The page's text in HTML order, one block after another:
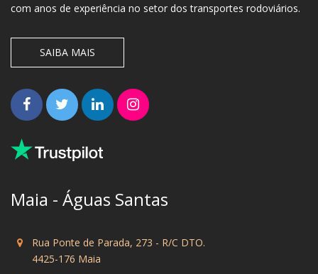
com anos de experiência no setor dos transportes rodoviários.
SAIBA MAIS
Maia - Águas Santas
Rua Ponte de Parada, 273 - R/C DTO.
4425-176 Maia